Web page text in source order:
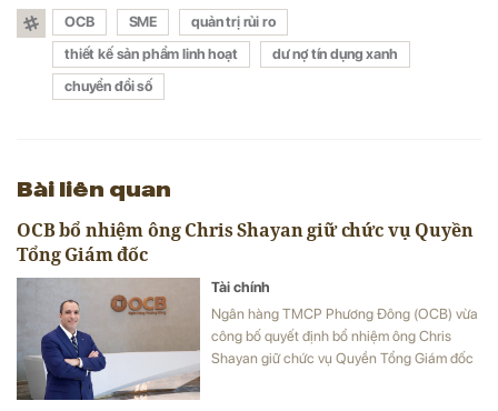
OCB SME
quản trị rủi ro
thiết kế sản phẩm linh hoạt
dư nợ tín dụng xanh
chuyển đổi số
Bài liên quan
OCB bổ nhiệm ông Chris Shayan giữ chức vụ Quyền
Tổng Giám đốc
Tài chính
Ngân hàng TMCP Phương Đông (OCB) vừa
công bố quyết định bổ nhiệm ông Chris
Shayan giữ chức vụ Quyền Tổng Giám đốc